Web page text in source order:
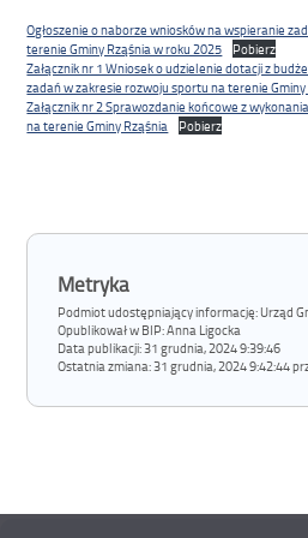
Ogłoszenie o naborze wniosków na wspieranie
terenie Gminy Rząśnia w roku 2025
Pobierz
Załącznik nr 1 Wniosek o udzielenie dotacji z
zadań w zakresie rozwoju sportu na terenie
Załącznik nr 2 Sprawozdanie końcowe z
na terenie Gminy Rząśnia
Pobierz
Metryka
Podmiot udostępniający informację: Urząd
Opublikował w BIP:Anna Ligocka
Data publikacji:31 grudnia, 2024 9:39:46
Ostatnia zmiana:31 grudnia, 2024 9:42:44